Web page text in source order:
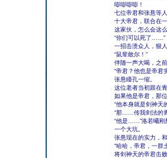
嘭嘭嘭嘭！
七位帝君和张悬等
十大帝君，联合在
这家伙，怎么会这
“你们可以死了……”
一招击溃众人，狠
“鼠辈敢尔！”
伴随一声大喝，之
“帝君？他也是帝君
张悬瞳孔一缩。
这位老者当初跟在
如果他是帝君，那
“他本身就是剑神
“那……传我剑法的
“他是……”洛若曦刚
一个大坑。
张悬现在的实力，
“哈哈，帝君，一群
将剑神天的帝君击